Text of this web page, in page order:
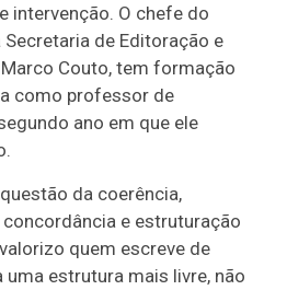
intervenção. O chefe do
Secretaria de Editoração e
Couto, tem formação
como professor de
ano em que ele
da coerência,
e estruturação
quem escreve de
estrutura mais livre, não